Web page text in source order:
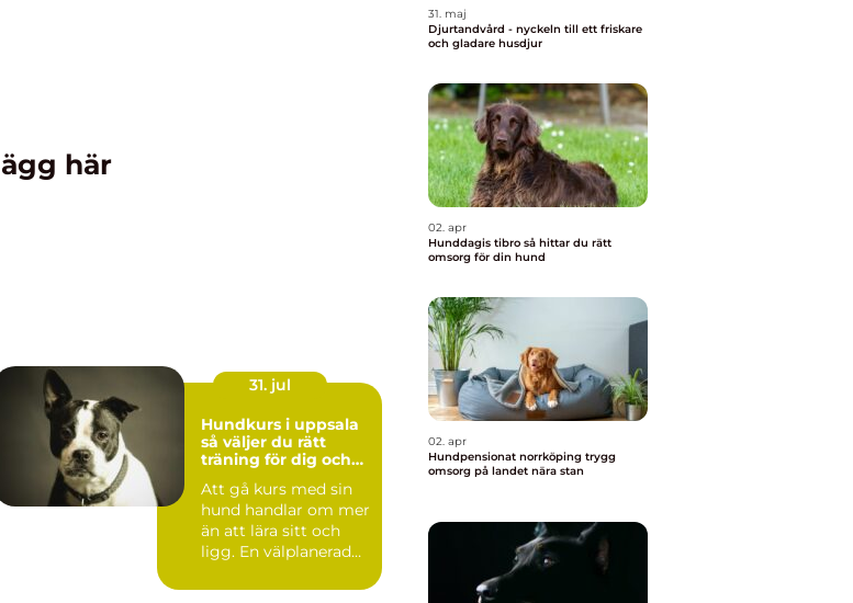
här
31. jul
Hundkurs i uppsala
så väljer du rätt
träning för dig och
Att gå kurs med sin
hund handlar om mer
än att lära sitt och
ligg. En välplanerad
31. maj
Djurtandvård - nyckeln till ett friskare
och gladare husdjur
02. apr
Hunddagis tibro så hittar du rätt
omsorg för din hund
02. apr
Hundpensionat norrköping trygg
omsorg på landet nära stan